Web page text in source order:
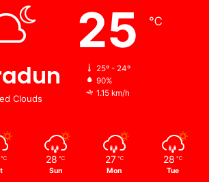
Clouds
25 ℃
25º - 24º
90%
1.15 km/h
℃ 28 ℃
Sun
27 ℃
Mon
28 ℃
Tue